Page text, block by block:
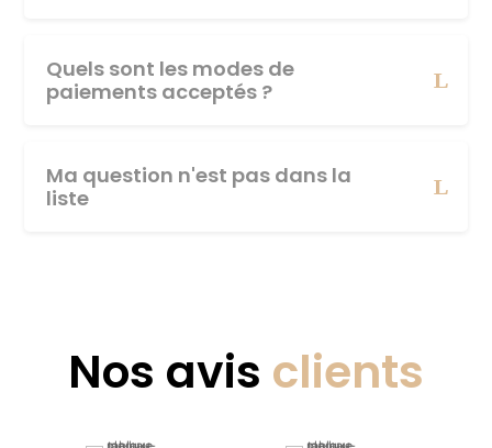
Quels sont les modes de
paiements acceptés ?
Ma question n'est pas dans la
liste
Nos avis clients